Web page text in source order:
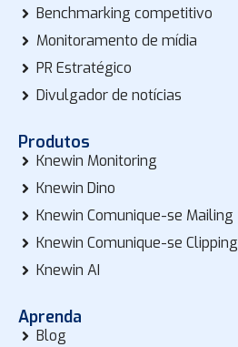
Benchmarking competitivo
Monitoramento de mídia
PR Estratégico
Divulgador de notícias
Produtos
Knewin Monitoring
Knewin Dino
Knewin Comunique-se Mailing
Knewin Comunique-se Clipping
Knewin AI
Aprenda
Blog